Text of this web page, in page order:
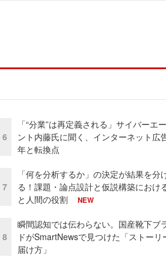
6
「“分業”は再定義される」サイバーエ
ント内藤氏に聞く、インターネット広
年と転換点
7
「何を分析するか」の決定が結果を分
る！課題・論点設計と仮説構築におけ
と人間の役割
NEW
8
瞬間認知では伝わらない。国産靴下ブ
ドがSmartNewsで見つけた「ストーリ
届け方」